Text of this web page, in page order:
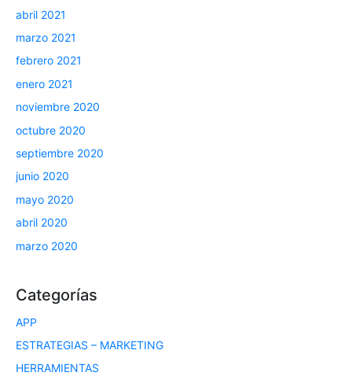
abril 2021
marzo 2021
febrero 2021
enero 2021
noviembre 2020
octubre 2020
septiembre 2020
junio 2020
mayo 2020
abril 2020
marzo 2020
Categorías
APP
ESTRATEGIAS – MARKETING
HERRAMIENTAS